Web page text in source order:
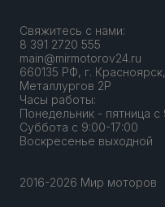
Свяжитесь с нами:
8 391 2720 555
main@mirmotorov24.ru
660135 РФ, г.
Металлургов 2Р
Часы работы:
Понедельник - пятница с
Суббота с 9:00-17:00
Воскресенье выходной
2016-2026 Мир моторов